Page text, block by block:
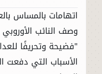
اتهامات بالمساس
وصف النائب الأوروبي
"فضيحة وتحريفًا
الأسباب التي دفعت